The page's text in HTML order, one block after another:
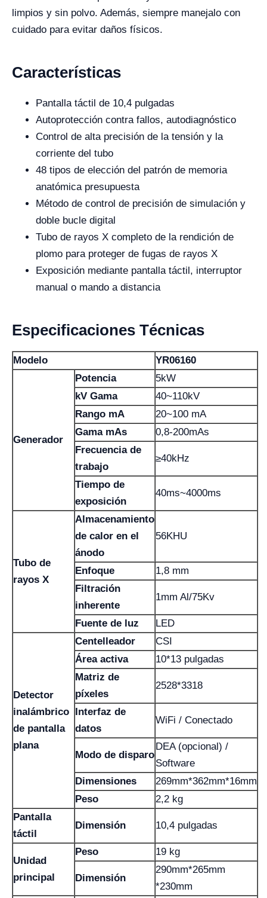
limpios y sin polvo. Además, siempre manejalo con
cuidado para evitar daños físicos.
Características
Pantalla táctil de 10,4 pulgadas
Autoprotección contra fallos, autodiagnóstico
Control de alta precisión de la tensión y la
corriente del tubo
48 tipos de elección del patrón de memoria
anatómica presupuesta
Método de control de precisión de simulación y
doble bucle digital
Tubo de rayos X completo de la rendición de
plomo para proteger de fugas de rayos X
Exposición mediante pantalla táctil, interruptor
manual o mando a distancia
Especificaciones Técnicas
Modelo YR06160
Generador
Potencia
5kW
kV Gama
40~110kV
Rango mA
20~100 mA
Gama mAs
0,8-200mAs
Frecuencia de
trabajo
≥40kHz
Tiempo de
exposición
40ms~4000ms
Tubo de
rayos X
Almacenamiento
de calor en el
ánodo
56KHU
Enfoque
1,8 mm
Filtración
inherente
1mm Al/75Kv
Fuente de luz LED
Detector
inalámbrico
de pantalla
plana
Centelleador
CSI
Área activa
10*13 pulgadas
Matriz de
píxeles
2528*3318
Interfaz de
datos
WiFi / Conectado
Modo de disparo
DEA (opcional) /
Software
Dimensiones
269mm*362mm*16mm
Peso
2,2 kg
Pantalla
táctil
Dimensión 10,4 pulgadas
Unidad
principal
Peso 19 kg
Dimensión
290mm*265mm
*230mm